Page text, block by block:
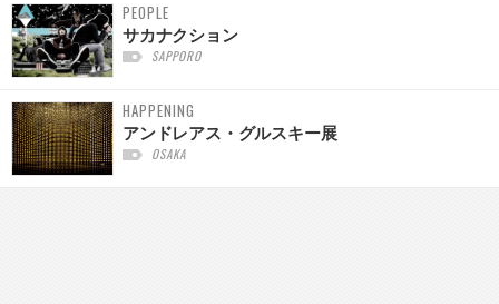
PEOPLE
サカナクション
SAPPORO
HAPPENING
アンドレアス・グルスキー展
OSAKA